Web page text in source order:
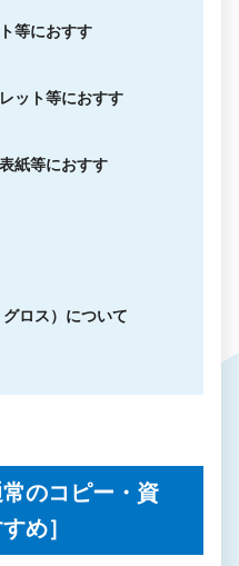
等におすす
ット等におすす
紙等におすす
ロス）について
のコピー・資
め］